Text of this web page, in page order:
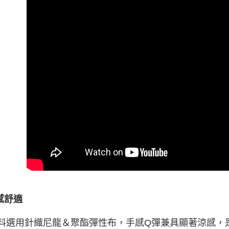
舒適
選用針織尼龍＆聚酯彈性布，手感Q彈兼具顯著涼感，